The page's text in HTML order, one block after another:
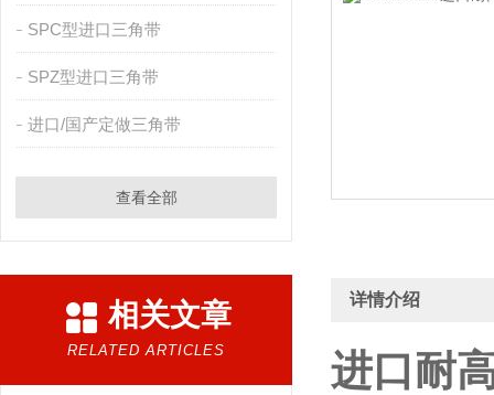
SPC型进口三角带
SPZ型进口三角带
进口/国产定做三角带
查看全部
相关文章
RELATED ARTICLES
详情介绍
进口耐